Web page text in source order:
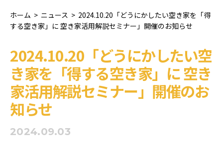
ホーム > ニュース > 2024.10.20「どうにかしたい空き家を「得
する空き家」に 空き家活用解説セミナー」開催のお知らせ
2024.10.20「どうにかしたい空
き家を「得する空き家」に 空き
家活用解説セミナー」開催のお
知らせ
2024.09.03